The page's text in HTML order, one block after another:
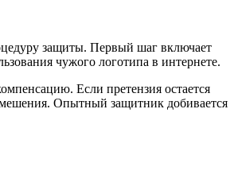
защиты. Первый шаг включает
чужого логотипа в интернете.
Если претензия остается
Опытный защитник добивается